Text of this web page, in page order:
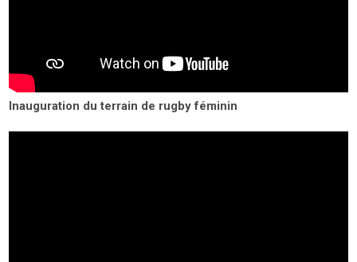
Inauguration du terrain de rugby féminin